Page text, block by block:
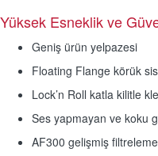
Yüksek Esneklik ve
Geniş ürün yelpazesi
Floating Flange körük
Lock’n Roll katla kilitle
Ses yapmayan ve koku
AF300 gelişmiş